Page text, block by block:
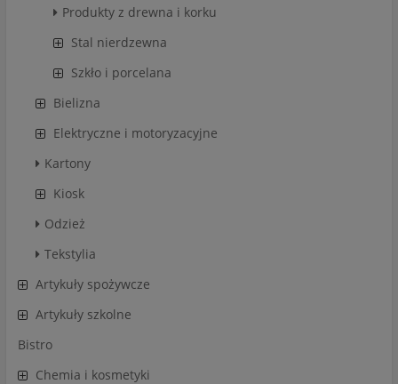
Produkty z drewna i korku
Stal nierdzewna
Szkło i porcelana
Bielizna
Elektryczne i motoryzacyjne
Kartony
Kiosk
Odzież
Tekstylia
Artykuły spożywcze
Artykuły szkolne
Bistro
Chemia i kosmetyki